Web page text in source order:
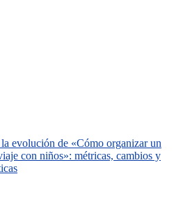
evolución de «Cómo organizar un
con niños»: métricas, cambios y